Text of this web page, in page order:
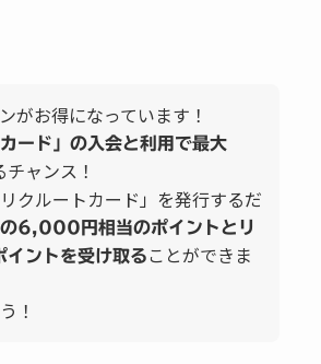
がお得になっています！
カード」の入会と利用で最大
ャンス！
クルートカード」を発行するだ
の6,000円相当のポイントとリ
ントを受け取る ことができま
！